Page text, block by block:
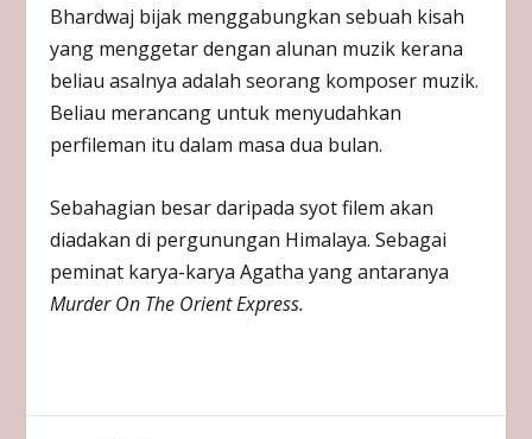
Bhardwaj bijak menggabungkan sebuah kisah
yang menggetar dengan alunan muzik kerana
beliau asalnya adalah seorang komposer muzik.
Beliau merancang untuk menyudahkan
perfileman itu dalam masa dua bulan.
Sebahagian besar daripada syot filem akan
diadakan di pergunungan Himalaya. Sebagai
peminat karya-karya Agatha yang antaranya
Murder On The Orient Express.